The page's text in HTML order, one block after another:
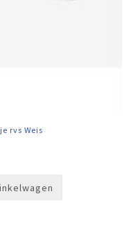
rvs Weis